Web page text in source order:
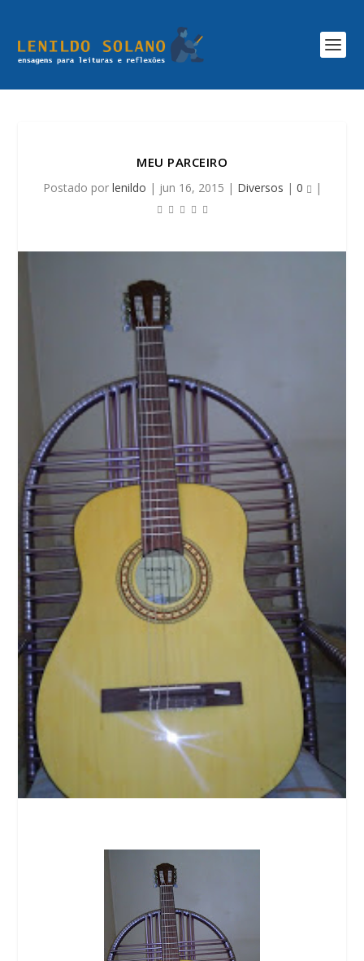
MEU PARCEIRO
Postado por lenildo | jun 16, 2015 | Diversos | 0 |